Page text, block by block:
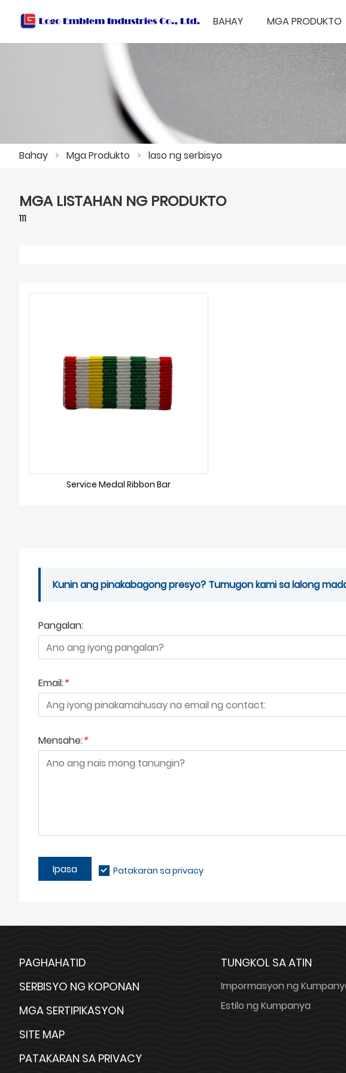
BAHAY MGA PRODUKTO
Bahay > Mga Produkto > laso ng serbisyo
MGA LISTAHAN NG PRODUKTO
111
Service Medal Ribbon Bar
Kunin ang pinakabagong presyo? Tumugon kami sa lalong
Pangalan:
Email:*
Mensahe:*
Ipasa Patakaran sa privacy
PAGHAHATID
SERBISYO NG KOPONAN
MGA SERTIPIKASYON
SITE MAP
PATAKARAN SA PRIVACY
TUNGKOL SA ATIN
Impormasyon ng
Estilo ng Kumpanya